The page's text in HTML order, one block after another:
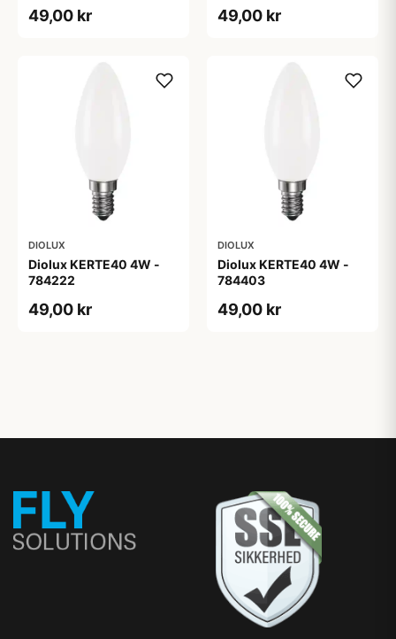
49,00 kr 49,00 kr
DIOLUX
Diolux KERTE40 4W -
784222
49,00 kr
DIOLUX
Diolux KERTE40 4W -
784403
49,00 kr